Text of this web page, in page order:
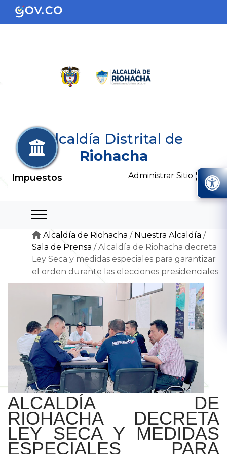
Alcaldía Distrital de
Riohacha
Administrar Sitio
Alcaldía de Riohacha / Nuestra Alcaldía /
Sala de Prensa /Alcaldía de Riohacha decreta
Ley Seca y medidas especiales para garantizar
el orden durante las elecciones presidenciales
ALCALDÍA DE
RIOHACHA DECRETA
LEY SECA Y MEDIDAS
ESPECIALES PARA
Impuestos